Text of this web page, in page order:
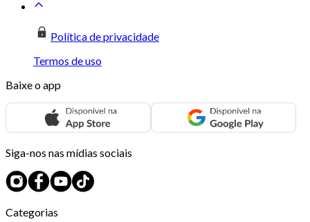
Política de privacidade
Termos de uso
Baixe o app
Siga-nos nas mídias sociais
Categorias